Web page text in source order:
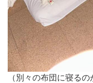
（別々の布団